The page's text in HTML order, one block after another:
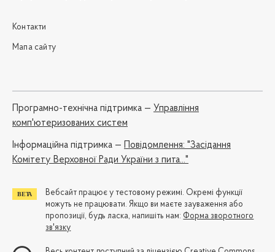
Контакти
Мапа сайту
Програмно-технічна підтримка — Управління
комп'ютеризованих систем
Iнформаційна підтримка —
Повідомлення: "Засідання
Комітету Верховної Ради України з пита..."
Вебсайт працює у тестовому режимі. Окремі функції
можуть не працювати. Якщо ви маєте зауваження або
пропозиції, будь ласка, напишіть нам: Форма зворотного
зв'язку